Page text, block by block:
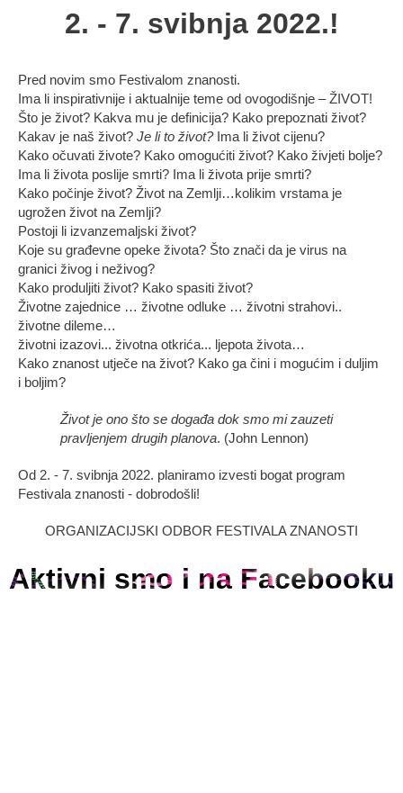
2. - 7. svibnja 2022.!
Pred novim smo Festivalom znanosti.
Ima li inspirativnije i aktualnije teme od ovogodišnje – ŽIVOT!
Što je život? Kakva mu je definicija? Kako prepoznati život?
Kakav je naš život?Je li to život?Ima li život cijenu?
Kako očuvati živote? Kako omogućiti život? Kako živjeti bolje?
Ima li života poslije smrti? Ima li života prije smrti?
Kako počinje život? Život na Zemlji…kolikim vrstama je
ugrožen život na Zemlji?
Postoji li izvanzemaljski život?
Koje su građevne opeke života? Što znači da je virus na
granici živog i neživog?
Kako produljiti život? Kako spasiti život?
Životne zajednice … životne odluke … životni strahovi..
životne dileme…
životni izazovi... životna otkrića... ljepota života…
Kako znanost utječe na život? Kako ga čini i mogućim i duljim
i boljim?
Život je ono što se događa dok smo mi zauzeti
pravljenjem drugih planova. (John Lennon)
Od 2. - 7. svibnja 2022. planiramo izvesti bogat program
Festivala znanosti - dobrodošli!
ORGANIZACIJSKI ODBOR FESTIVALA ZNANOSTI
Aktivni smo i na Facebooku